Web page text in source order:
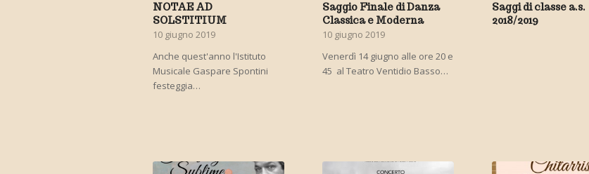
NOTAE AD
SOLSTITIUM
10 giugno 2019
Anche quest'anno l'Istituto
Musicale Gaspare Spontini
festeggia…
Saggio Finale di Danza
Classica e Moderna
10 giugno 2019
Venerdì 14 giugno alle ore 20 e
45 al Teatro Ventidio Basso…
Saggi di classe a.s.
2018/2019